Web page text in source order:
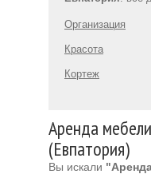
Организация
Красота
Кортеж
Аренда
(Евпатория)
Вы искали